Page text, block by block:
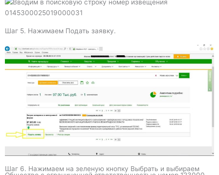
Шаг 5. Нажимаем Подать заявку.
Шаг 6. Нажимаем на зеленую кнопку Выбрать и выбираем